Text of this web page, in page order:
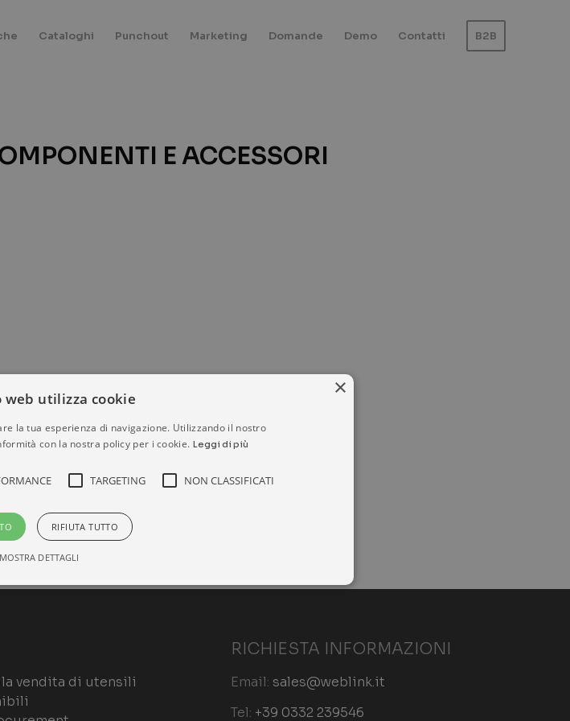
Cataloghi Punchout Marketing Domande Demo Contatti B2B
E ACCESSORI
vendita di utensili
RICHIESTA INFORMAZIONI
Email: sales@weblink.it
Tel: +39 0332 239546
×
web utilizza cookie
la tua esperienza di navigazione. Utilizzando il nostro
con la nostra policy per i cookie. Leggi di più
TARGETING NON CLASSIFICATI
RIFIUTA TUTTO
MOSTRA DETTAGLI
del sito web come l'accesso dell'utente e la gestione dell'account. Il sito
necessari.